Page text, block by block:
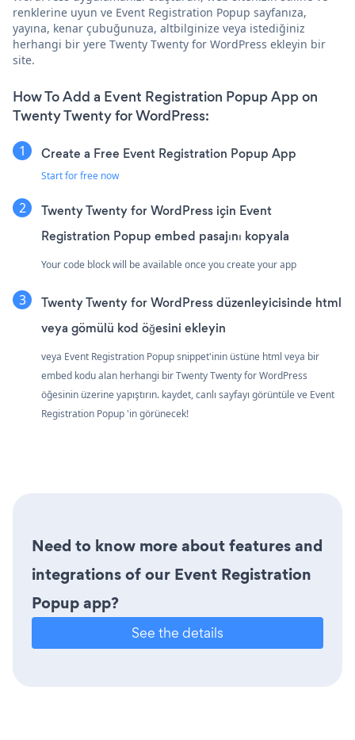
renklerine uyun ve Event Registration Popup sayfanıza,
yayına, kenar çubuğunuza, altbilginize veya istediğiniz
herhangi bir yere Twenty Twenty for WordPress ekleyin bir
site.
How To Add a Event Registration Popup App on
Twenty Twenty for WordPress:
Create a Free Event Registration Popup App
Start for free now
Twenty Twenty for WordPress için Event
Registration Popup embed pasajını kopyala
Your code block will be available once you create your app
Twenty Twenty for WordPress düzenleyicisinde html
veya gömülü kod öğesini ekleyin
veya Event Registration Popup snippet'inin üstüne html veya bir
embed kodu alan herhangi bir Twenty Twenty for WordPress
öğesinin üzerine yapıştırın. kaydet, canlı sayfayı görüntüle ve Event
Registration Popup 'in görünecek!
Need to know more about features and
integrations of our Event Registration
Popup app?
See the details